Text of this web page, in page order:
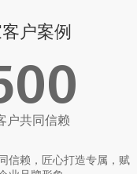
户案例
户共同信赖
信赖，匠心打造专属，赋